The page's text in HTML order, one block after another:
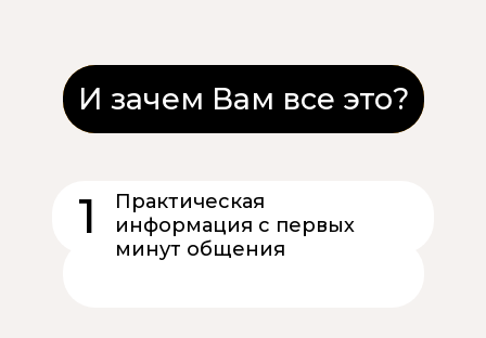
1
Практическая
информация с первых
минут общения
И зачем Вам все это?
Только профессионалы с многолетним